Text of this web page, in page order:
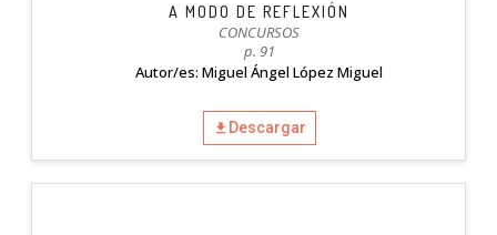
A MODO DE REFLEXIÓN
CONCURSOS
p. 91
Autor/es: Miguel Ángel López Miguel
Descargar